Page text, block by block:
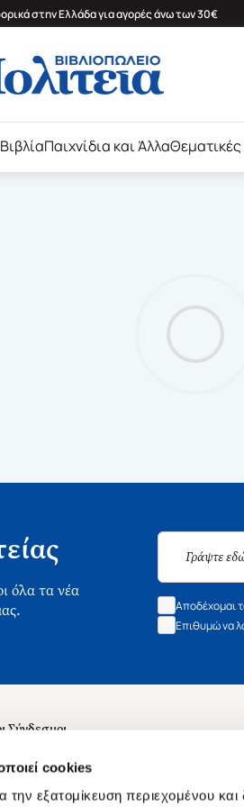
cookies
την εξατομίκευση περιεχομένου
στην Ελλάδα για αγορές άνω των 30€
Παιχνίδια και Άλλα
όλα τα νέα
Αποδέχομαι
Επιθυμώ να
Σύνδεσμοι
με εμάς